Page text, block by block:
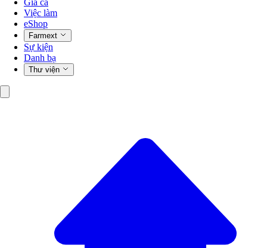
Giá cả
Việc làm
eShop
Farmext
Sự kiện
Danh bạ
Thư viện